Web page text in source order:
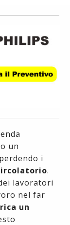
un
i
.
lavoratori
nel far
un